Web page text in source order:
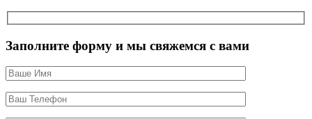
Заполните форму и мы свяжемся с вами